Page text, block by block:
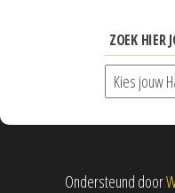
ZOEK HIER
Ondersteund door